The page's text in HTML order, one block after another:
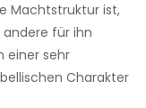
Machtstruktur ist,
für ihn
einer sehr
Charakter